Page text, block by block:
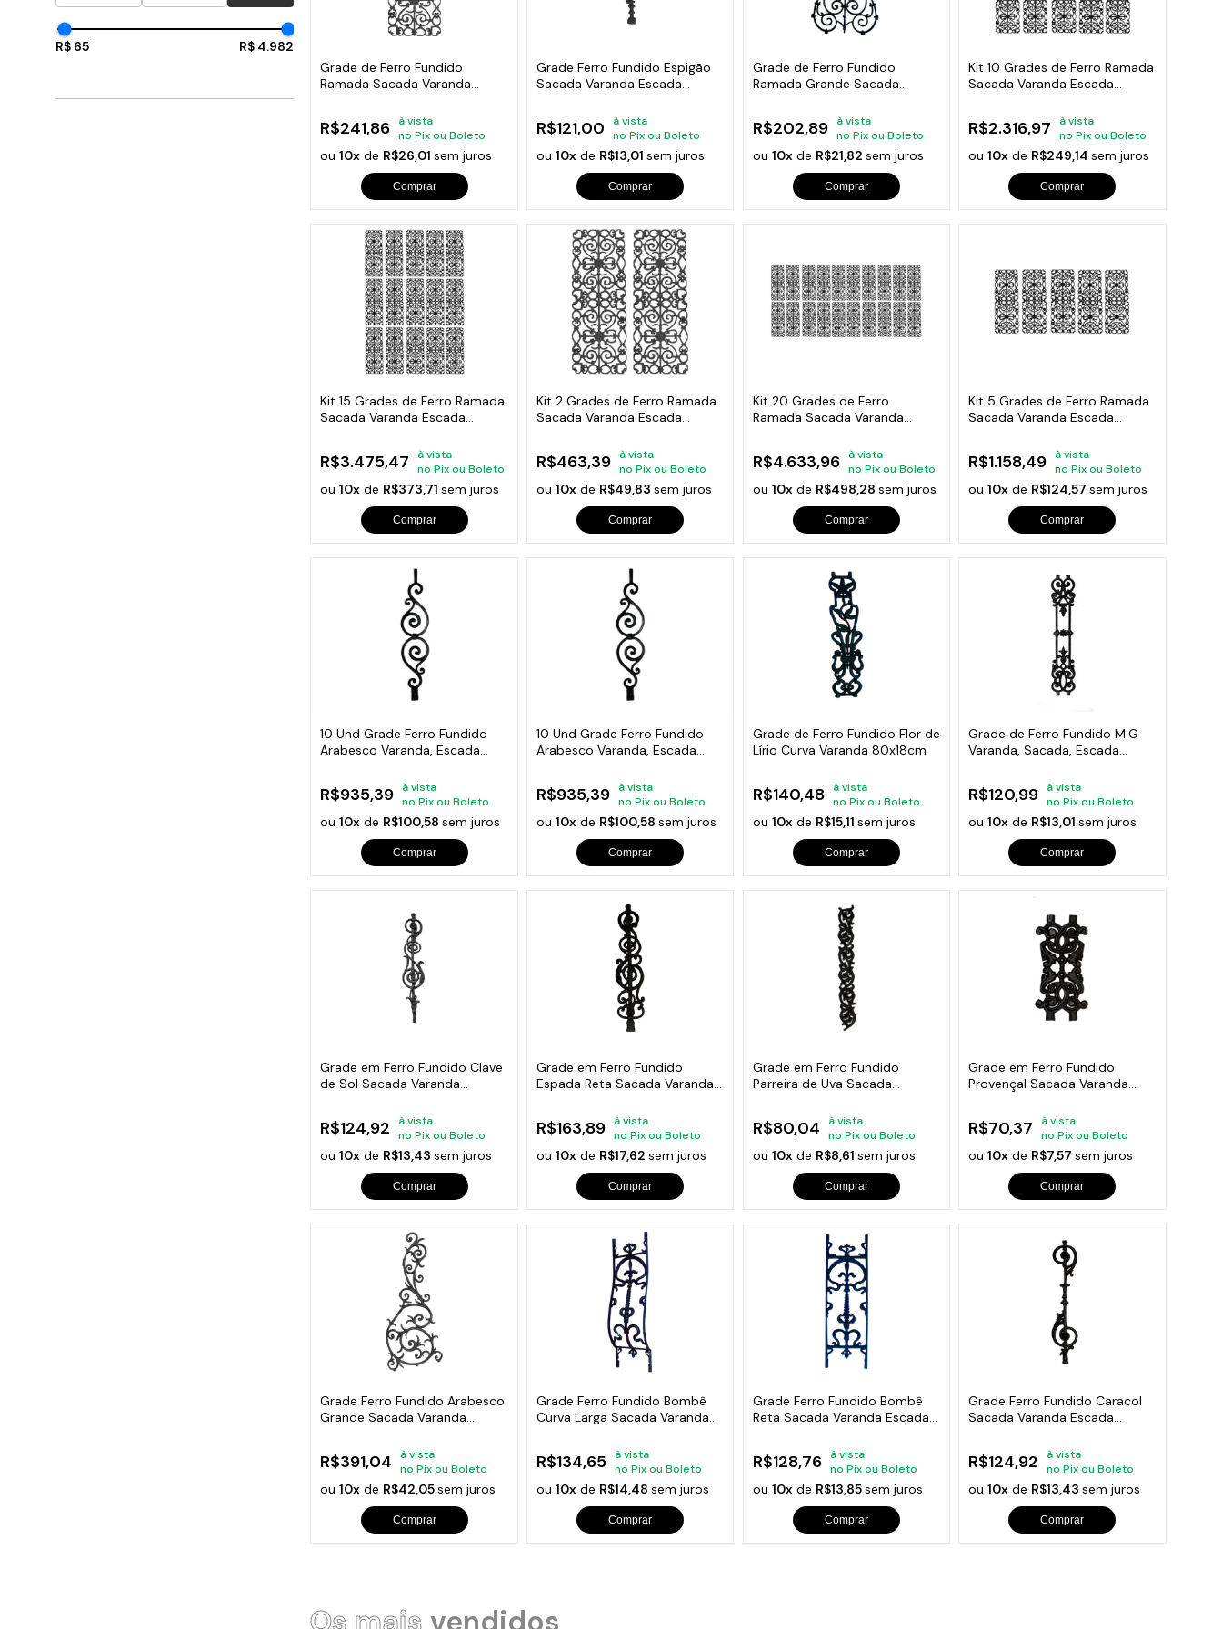
Tampões e Tampas de Chão
Acessorios para Piscinas
R$ 65 R$ 4.982
Grade de Ferro Fundido
Ramada Sacada Varanda
R$241,86
à vista
no Pix ou Boleto
ou10x de R$26,01sem juros
Comprar
Grade Ferro Fundido Espigão
Sacada Varanda Escada
R$121,00
à vista
no Pix ou Boleto
ou10x de R$13,01sem juros
Comprar
Grade de Ferro Fundido
Ramada Grande Sacada
R$202,89
à vista
no Pix ou Boleto
ou 10xde R$21,82 sem juros
Comprar
Kit 10 Grades de Ferro Ramada
Sacada Varanda Escada
R$2.316,97
à vista
no Pix ou Boleto
ou10x de R$249,14sem juros
Comprar
Kit 15 Grades de Ferro Ramada
Sacada Varanda Escada
R$3.475,47
à vista
no Pix ou Boleto
ou10x de R$373,71sem juros
Comprar
Kit 2 Grades de Ferro Ramada
Sacada Varanda Escada
R$463,39
à vista
no Pix ou Boleto
ou10x de R$49,83sem juros
Comprar
Kit 20 Grades de Ferro
Ramada Sacada Varanda
R$4.633,96
à vista
no Pix ou Boleto
ou 10xde R$498,28 sem juros
Comprar
Kit 5 Grades de Ferro Ramada
Sacada Varanda Escada
R$1.158,49
à vista
no Pix ou Boleto
ou10x de R$124,57sem juros
Comprar
10 Und Grade Ferro Fundido
Arabesco Varanda, Escada
R$935,39
à vista
no Pix ou Boleto
ou10x de R$100,58sem juros
Comprar
10 Und Grade Ferro Fundido
Arabesco Varanda, Escada
R$935,39
à vista
no Pix ou Boleto
ou10x de R$100,58sem juros
Comprar
Grade de Ferro Fundido Flor de
Lírio Curva Varanda 80x18cm
R$140,48
à vista
no Pix ou Boleto
ou 10xde R$15,11 sem juros
Comprar
Grade de Ferro Fundido M.G
Varanda, Sacada, Escada
R$120,99
à vista
no Pix ou Boleto
ou10x de R$13,01sem juros
Comprar
Grade em Ferro Fundido Clave
de Sol Sacada Varanda
R$124,92
à vista
no Pix ou Boleto
ou10x de R$13,43sem juros
Comprar
Grade em Ferro Fundido
Espada Reta Sacada Varanda
R$163,89
à vista
no Pix ou Boleto
ou10x de R$17,62sem juros
Comprar
Grade em Ferro Fundido
Parreira de Uva Sacada
R$80,04
à vista
no Pix ou Boleto
ou 10xde R$8,61 sem juros
Comprar
Grade em Ferro Fundido
Provençal Sacada Varanda
R$70,37
à vista
no Pix ou Boleto
ou10x de R$7,57sem juros
Comprar
Grade Ferro Fundido Arabesco
Grande Sacada Varanda
R$391,04
à vista
no Pix ou Boleto
ou10x de R$42,05sem juros
Comprar
Grade Ferro Fundido Bombê
Curva Larga Sacada Varanda
R$134,65
à vista
no Pix ou Boleto
ou10x de R$14,48sem juros
Comprar
Grade Ferro Fundido Bombê
Reta Sacada Varanda Escada
R$128,76
à vista
no Pix ou Boleto
ou 10xde R$13,85sem juros
Comprar
Grade Ferro Fundido Caracol
Sacada Varanda Escada
R$124,92
à vista
no Pix ou Boleto
ou10x de R$13,43sem juros
Comprar